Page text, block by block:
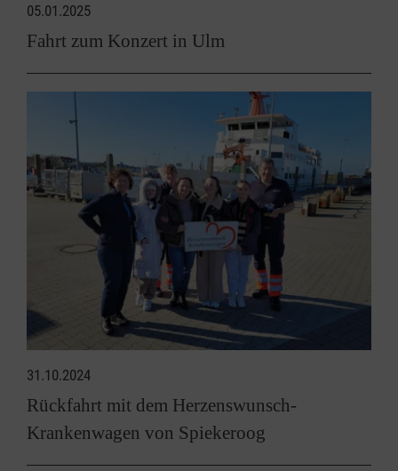
05.01.2025
Fahrt zum Konzert in Ulm
31.10.2024
Rückfahrt mit dem Herzenswunsch-
Krankenwagen von Spiekeroog